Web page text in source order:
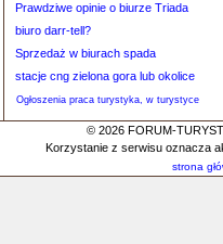
Prawdziwe opinie o biurze Triada
biuro darr-tell?
Sprzedaż w biurach spada
stacje cng zielona gora lub okolice
Ogłoszenia praca turystyka, w turystyce
© 2026 FORUM-
Korzystanie z serwisu oznacza
strona